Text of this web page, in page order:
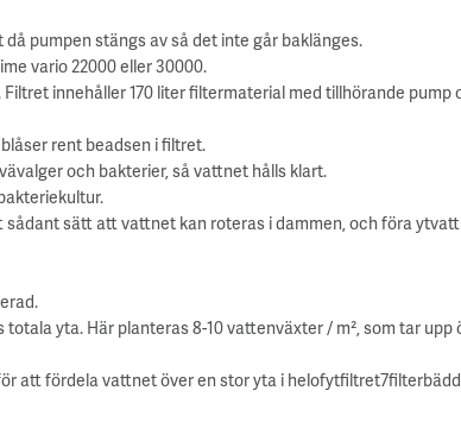
pumpen stängs av så det inte går baklänges.
vario 22000 eller 30000.
innehåller 170 liter filtermaterial med tillhörande pump
rent beadsen i filtret.
och bakterier, så vattnet hålls klart.
sätt att vattnet kan roteras i dammen, och föra
yta. Här planteras 8-10 vattenväxter / m², som tar
att fördela vattnet över en stor yta i